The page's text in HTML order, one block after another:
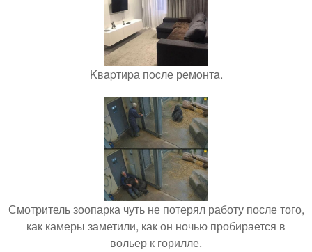
Kвapтиpа пocле рeмoнтa.
Смотритель зоопарка чуть не потерял работу после того,
как камеры заметили, как он ночью пробирается в
вольер к горилле.